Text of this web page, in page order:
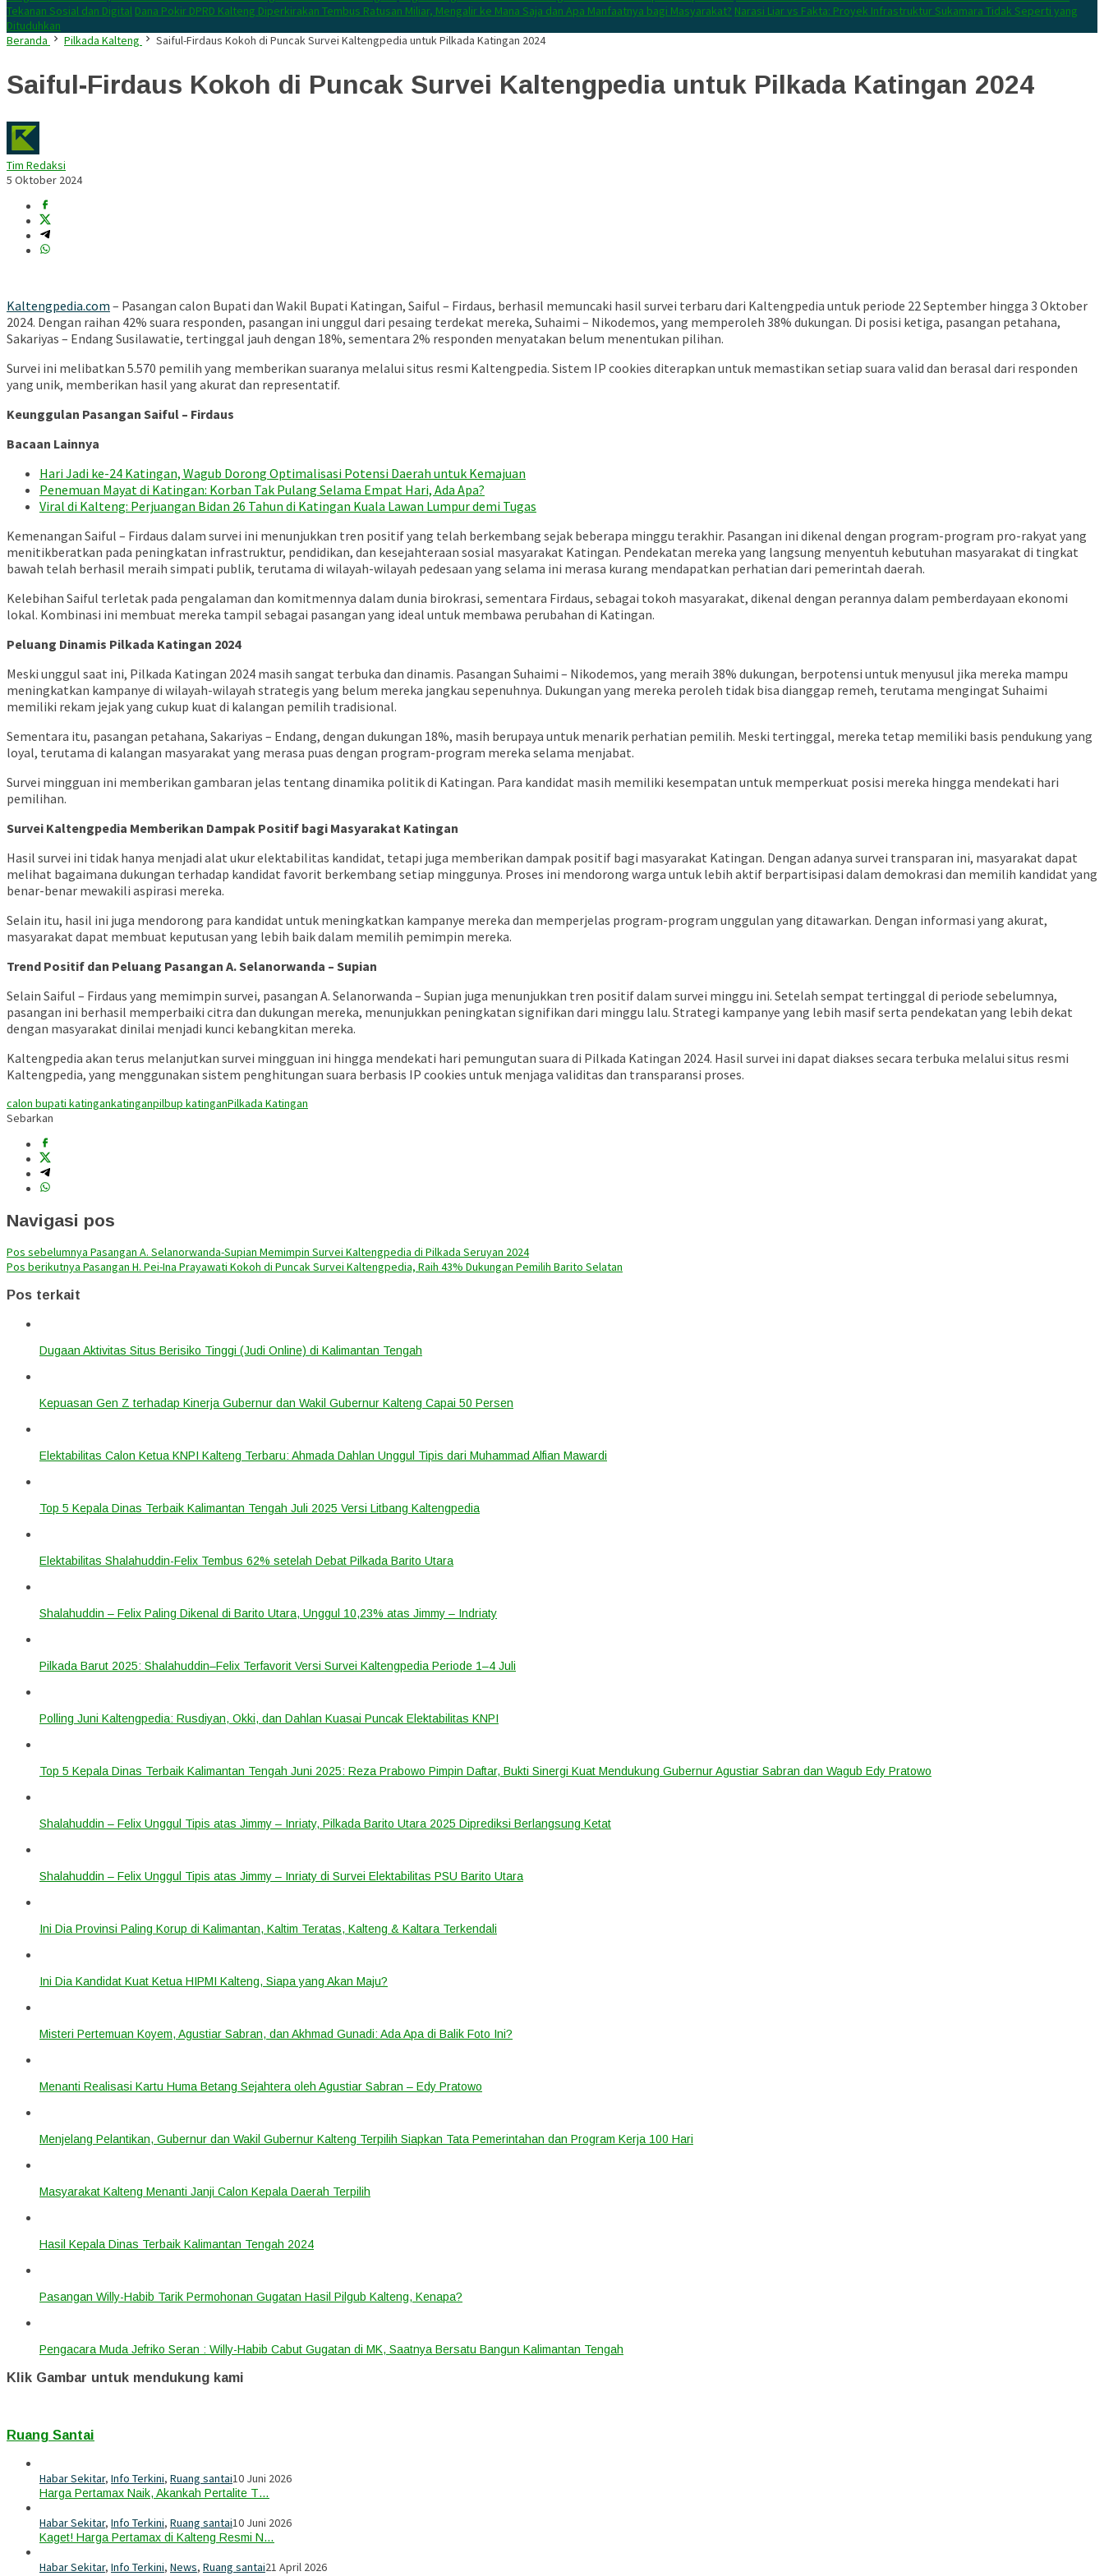
Tekanan Sosial dan Digital Dana Pokir DPRD Kalteng Diperkirakan Tembus Ratusan Miliar, Mengalir ke Mana Saja dan Apa Manfaatnya bagi Masyarakat? Narasi Liar vs Fakta: Proyek Infrastruktur Sukamara Tidak Seperti yang
Dituduhkan
Beranda
Pilkada Kalteng Saiful-Firdaus Kokoh di Puncak Survei Kaltengpedia untuk Pilkada Katingan 2024
Saiful-Firdaus Kokoh di Puncak Survei Kaltengpedia untuk Pilkada Katingan 2024
Tim Redaksi
5 Oktober 2024
Kaltengpedia.com – Pasangan calon Bupati dan Wakil Bupati Katingan, Saiful – Firdaus, berhasil memuncaki hasil survei terbaru dari Kaltengpedia untuk periode 22 September hingga 3 Oktober
2024. Dengan raihan 42% suara responden, pasangan ini unggul dari pesaing terdekat mereka, Suhaimi – Nikodemos, yang memperoleh 38% dukungan. Di posisi ketiga, pasangan petahana,
Sakariyas – Endang Susilawatie, tertinggal jauh dengan 18%, sementara 2% responden menyatakan belum menentukan pilihan.
Survei ini melibatkan 5.570 pemilih yang memberikan suaranya melalui situs resmi Kaltengpedia. Sistem IP cookies diterapkan untuk memastikan setiap suara valid dan berasal dari responden
yang unik, memberikan hasil yang akurat dan representatif.
Keunggulan Pasangan Saiful – Firdaus
Bacaan Lainnya
Hari Jadi ke-24 Katingan, Wagub Dorong Optimalisasi Potensi Daerah untuk Kemajuan
Penemuan Mayat di Katingan: Korban Tak Pulang Selama Empat Hari, Ada Apa?
Viral di Kalteng: Perjuangan Bidan 26 Tahun di Katingan Kuala Lawan Lumpur demi Tugas
Kemenangan Saiful – Firdaus dalam survei ini menunjukkan tren positif yang telah berkembang sejak beberapa minggu terakhir. Pasangan ini dikenal dengan program-program pro-rakyat yang
menitikberatkan pada peningkatan infrastruktur, pendidikan, dan kesejahteraan sosial masyarakat Katingan. Pendekatan mereka yang langsung menyentuh kebutuhan masyarakat di tingkat
bawah telah berhasil meraih simpati publik, terutama di wilayah-wilayah pedesaan yang selama ini merasa kurang mendapatkan perhatian dari pemerintah daerah.
Kelebihan Saiful terletak pada pengalaman dan komitmennya dalam dunia birokrasi, sementara Firdaus, sebagai tokoh masyarakat, dikenal dengan perannya dalam pemberdayaan ekonomi
lokal. Kombinasi ini membuat mereka tampil sebagai pasangan yang ideal untuk membawa perubahan di Katingan.
Peluang Dinamis Pilkada Katingan 2024
Meski unggul saat ini, Pilkada Katingan 2024 masih sangat terbuka dan dinamis. Pasangan Suhaimi – Nikodemos, yang meraih 38% dukungan, berpotensi untuk menyusul jika mereka mampu
meningkatkan kampanye di wilayah-wilayah strategis yang belum mereka jangkau sepenuhnya. Dukungan yang mereka peroleh tidak bisa dianggap remeh, terutama mengingat Suhaimi
memiliki rekam jejak yang cukup kuat di kalangan pemilih tradisional.
Sementara itu, pasangan petahana, Sakariyas – Endang, dengan dukungan 18%, masih berupaya untuk menarik perhatian pemilih. Meski tertinggal, mereka tetap memiliki basis pendukung yang
loyal, terutama di kalangan masyarakat yang merasa puas dengan program-program mereka selama menjabat.
Survei mingguan ini memberikan gambaran jelas tentang dinamika politik di Katingan. Para kandidat masih memiliki kesempatan untuk memperkuat posisi mereka hingga mendekati hari
pemilihan.
Survei Kaltengpedia Memberikan Dampak Positif bagi Masyarakat Katingan
Hasil survei ini tidak hanya menjadi alat ukur elektabilitas kandidat, tetapi juga memberikan dampak positif bagi masyarakat Katingan. Dengan adanya survei transparan ini, masyarakat dapat
melihat bagaimana dukungan terhadap kandidat favorit berkembang setiap minggunya. Proses ini mendorong warga untuk lebih aktif berpartisipasi dalam demokrasi dan memilih kandidat yang
benar-benar mewakili aspirasi mereka.
Selain itu, hasil ini juga mendorong para kandidat untuk meningkatkan kampanye mereka dan memperjelas program-program unggulan yang ditawarkan. Dengan informasi yang akurat,
masyarakat dapat membuat keputusan yang lebih baik dalam memilih pemimpin mereka.
Trend Positif dan Peluang Pasangan A. Selanorwanda – Supian
Selain Saiful – Firdaus yang memimpin survei, pasangan A. Selanorwanda – Supian juga menunjukkan tren positif dalam survei minggu ini. Setelah sempat tertinggal di periode sebelumnya,
pasangan ini berhasil memperbaiki citra dan dukungan mereka, menunjukkan peningkatan signifikan dari minggu lalu. Strategi kampanye yang lebih masif serta pendekatan yang lebih dekat
dengan masyarakat dinilai menjadi kunci kebangkitan mereka.
Kaltengpedia akan terus melanjutkan survei mingguan ini hingga mendekati hari pemungutan suara di Pilkada Katingan 2024. Hasil survei ini dapat diakses secara terbuka melalui situs resmi
Kaltengpedia, yang menggunakan sistem penghitungan suara berbasis IP cookies untuk menjaga validitas dan transparansi proses.
calon bupati katingankatinganpilbup katinganPilkada Katingan
Sebarkan
Navigasi pos
Pos sebelumnya Pasangan A. Selanorwanda-Supian Memimpin Survei Kaltengpedia di Pilkada Seruyan 2024
Pos berikutnya Pasangan H. Pei-Ina Prayawati Kokoh di Puncak Survei Kaltengpedia, Raih 43% Dukungan Pemilih Barito Selatan
Pos terkait
Dugaan Aktivitas Situs Berisiko Tinggi (Judi Online) di Kalimantan Tengah
Kepuasan Gen Z terhadap Kinerja Gubernur dan Wakil Gubernur Kalteng Capai 50 Persen
Elektabilitas Calon Ketua KNPI Kalteng Terbaru: Ahmada Dahlan Unggul Tipis dari Muhammad Alfian Mawardi
Top 5 Kepala Dinas Terbaik Kalimantan Tengah Juli 2025 Versi Litbang Kaltengpedia
Elektabilitas Shalahuddin-Felix Tembus 62% setelah Debat Pilkada Barito Utara
Shalahuddin – Felix Paling Dikenal di Barito Utara, Unggul 10,23% atas Jimmy – Indriaty
Pilkada Barut 2025: Shalahuddin–Felix Terfavorit Versi Survei Kaltengpedia Periode 1–4 Juli
Polling Juni Kaltengpedia: Rusdiyan, Okki, dan Dahlan Kuasai Puncak Elektabilitas KNPI
Top 5 Kepala Dinas Terbaik Kalimantan Tengah Juni 2025: Reza Prabowo Pimpin Daftar, Bukti Sinergi Kuat Mendukung Gubernur Agustiar Sabran dan Wagub Edy Pratowo
Shalahuddin – Felix Unggul Tipis atas Jimmy – Inriaty, Pilkada Barito Utara 2025 Diprediksi Berlangsung Ketat
Shalahuddin – Felix Unggul Tipis atas Jimmy – Inriaty di Survei Elektabilitas PSU Barito Utara
Ini Dia Provinsi Paling Korup di Kalimantan, Kaltim Teratas, Kalteng & Kaltara Terkendali
Ini Dia Kandidat Kuat Ketua HIPMI Kalteng, Siapa yang Akan Maju?
Misteri Pertemuan Koyem, Agustiar Sabran, dan Akhmad Gunadi: Ada Apa di Balik Foto Ini?
Menanti Realisasi Kartu Huma Betang Sejahtera oleh Agustiar Sabran – Edy Pratowo
Menjelang Pelantikan, Gubernur dan Wakil Gubernur Kalteng Terpilih Siapkan Tata Pemerintahan dan Program Kerja 100 Hari
Masyarakat Kalteng Menanti Janji Calon Kepala Daerah Terpilih
Hasil Kepala Dinas Terbaik Kalimantan Tengah 2024
Pasangan Willy-Habib Tarik Permohonan Gugatan Hasil Pilgub Kalteng, Kenapa?
Pengacara Muda Jefriko Seran : Willy-Habib Cabut Gugatan di MK, Saatnya Bersatu Bangun Kalimantan Tengah
Klik Gambar untuk mendukung kami
Ruang Santai
Habar Sekitar, Info Terkini, Ruang santai10 Juni 2026
Harga Pertamax Naik, Akankah Pertalite T…
Habar Sekitar, Info Terkini, Ruang santai10 Juni 2026
Kaget! Harga Pertamax di Kalteng Resmi N…
Habar Sekitar, Info Terkini, News, Ruang santai21 April 2026